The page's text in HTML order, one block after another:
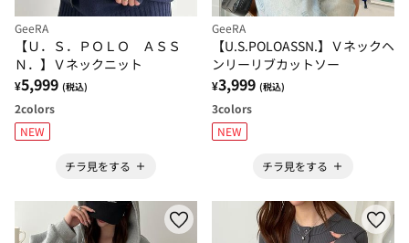
GeeRA
【Ｕ．Ｓ．ＰＯＬＯ ＡＳＳ
Ｎ．】Ｖネックニット
¥5,999 (税込)
2colors
NEW
チラ見をする
GeeRA
【U.S.POLOASSN.】Ｖネックヘ
ンリーリブカットソー
¥3,999 (税込)
3colors
NEW
チラ見をする